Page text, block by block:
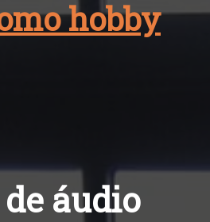
hobby
áudio